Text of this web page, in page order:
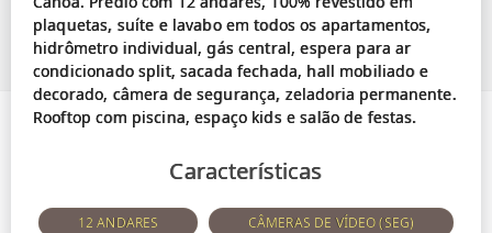
plaquetas, suíte e lavabo em todos os apartamentos,
hidrômetro individual, gás central, espera para ar
condicionado split, sacada fechada, hall mobiliado e
decorado, câmera de segurança, zeladoria permanente.
Características
12 ANDARES CÂMERAS DE VÍDEO (SEG)